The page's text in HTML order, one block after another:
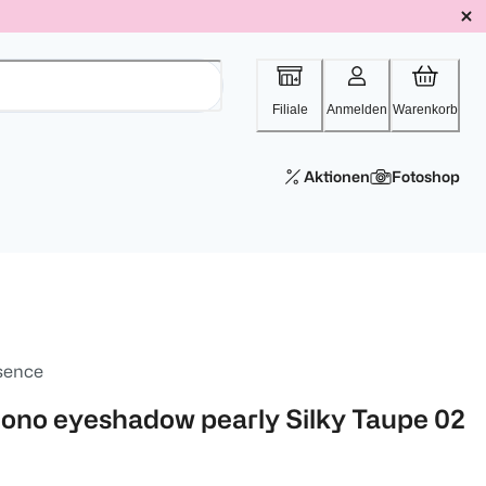
Filiale Anmelden Warenkorb
Aktionen Fotoshop
eyeshadow pearly Silky Taupe 02